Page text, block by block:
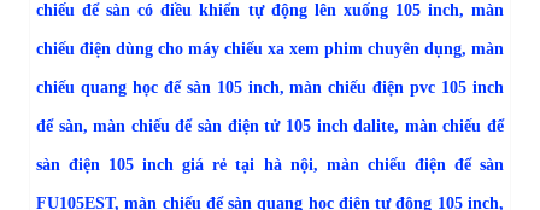
chiếu để sàn có điều khiển tự động lên xuống 105 inch, màn
chiếu điện dùng cho máy chiếu xa xem phim chuyên dụng, màn
chiếu quang học để sàn 105 inch, màn chiếu điện pvc 105 inch
để sàn, màn chiếu để sàn điện tử 105 inch dalite, màn chiếu để
sàn điện 105 inch giá rẻ tại hà nội, màn chiếu điện để sàn
FU105EST, màn chiếu để sàn quang học điện tự động 105 inch,